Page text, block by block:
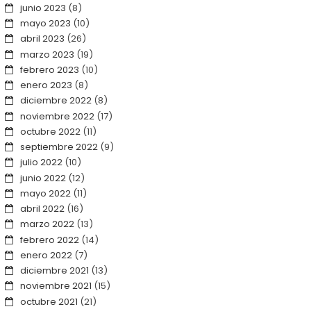
junio 2023 (8)
mayo 2023 (10)
abril 2023 (26)
marzo 2023 (19)
febrero 2023 (10)
enero 2023 (8)
diciembre 2022(8)
noviembre 2022(17)
octubre 2022(11)
septiembre 2022(9)
julio 2022(10)
junio 2022(12)
mayo 2022(11)
abril 2022(16)
marzo 2022(13)
febrero 2022(14)
enero 2022(7)
diciembre 2021 (13)
noviembre 2021 (15)
octubre 2021 (21)